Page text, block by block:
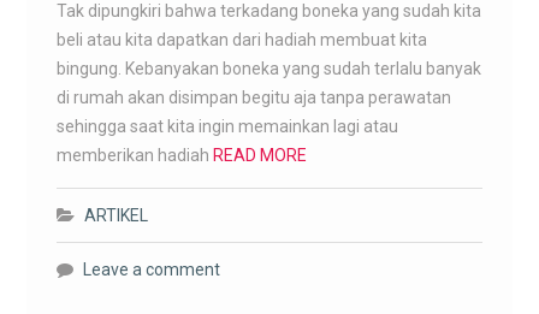
Tak dipungkiri bahwa terkadang boneka yang sudah kita
beli atau kita dapatkan dari hadiah membuat kita
bingung. Kebanyakan boneka yang sudah terlalu banyak
di rumah akan disimpan begitu aja tanpa perawatan
sehingga saat kita ingin memainkan lagi atau
memberikan hadiah READ MORE
ARTIKEL
Leave a comment